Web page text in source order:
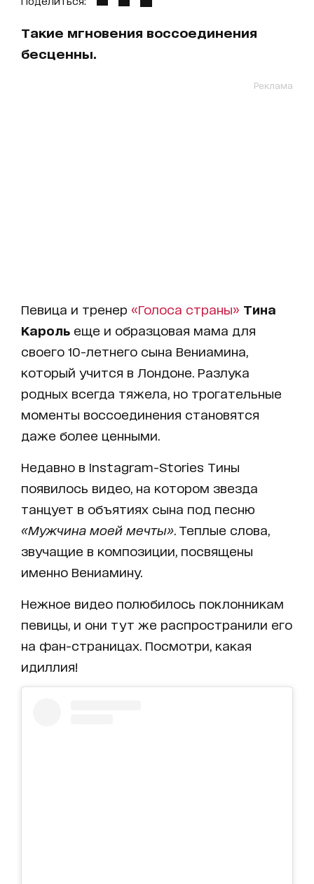
Такие мгновения воссоединения
бесценны.
Реклама
Певица и тренер «Голоса страны» Тина
Кароль еще и образцовая мама для
своего 10-летнего сына Вениамина,
который учится в Лондоне. Разлука
родных всегда тяжела, но трогательные
моменты воссоединения становятся
даже более ценными.
Недавно в Instagram-Stories Тины
появилось видео, на котором звезда
танцует в объятиях сына под песню
«Мужчина моей мечты» . Теплые слова,
звучащие в композиции, посвящены
именно Вениамину.
Нежное видео полюбилось поклонникам
певицы, и они тут же распространили его
на фан-страницах. Посмотри, какая
идиллия!